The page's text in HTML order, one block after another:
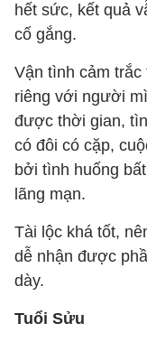
hết sức, kết quả
cố gắng.
Vận tình cảm
riêng với người
được thời gian,
có đôi có cặp,
bởi tình huống
lãng mạn.
Tài lộc khá tốt,
dễ nhận được
dày.
Tuổi Sửu